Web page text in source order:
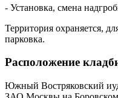
- Установка, смена
Территория охраняется,
парковка.
Расположение
Южный Востряковский